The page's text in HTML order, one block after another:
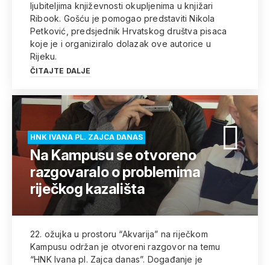
ljubiteljima književnosti okupljenima u knjižari
Ribook. Gošću je pomogao predstaviti Nikola
Petković, predsjednik Hrvatskog društva pisaca
koje je i organiziralo dolazak ove autorice u
Rijeku.
ČITAJTE DALJE
HNK IVANA PL. ZAJCA DANAS
Na Kampusu se otvoreno
razgovaralo o problemima
riječkog kazališta
22. ožujka u prostoru “Akvarija” na riječkom
Kampusu održan je otvoreni razgovor na temu
“HNK Ivana pl. Zajca danas”. Događanje je